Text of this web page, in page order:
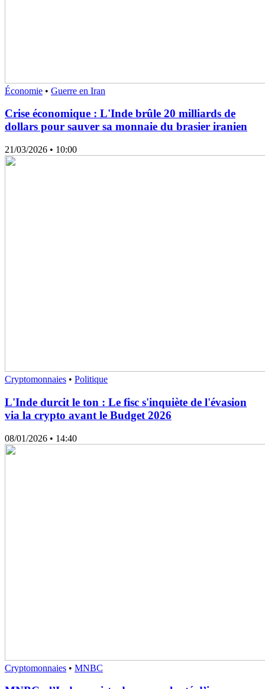
Économie • Guerre en Iran
Crise économique : L'Inde brûle 20 milliards de
dollars pour sauver sa monnaie du brasier iranien
21/03/2026 • 10:00
Cryptomonnaies • Politique
L'Inde durcit le ton : Le fisc s'inquiète de l'évasion
via la crypto avant le Budget 2026
08/01/2026 • 14:40
Cryptomonnaies • MNBC